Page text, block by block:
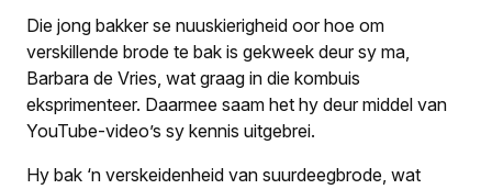
Verskaf
Die jong bakker se nuuskierigheid oor hoe om
verskillende brode te bak is gekweek deur sy ma,
Barbara de Vries, wat graag in die kombuis
eksprimenteer. Daarmee saam het hy deur middel van
YouTube-video’s sy kennis uitgebrei.
Hy bak ‘n verskeidenheid van suurdeegbrode, wat